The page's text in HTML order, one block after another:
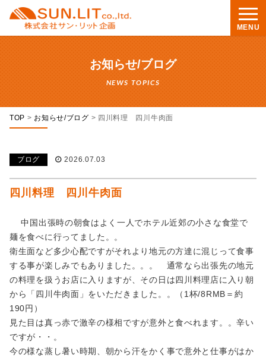
MENU
お知らせ/ブログ
NEWS TOPICS
TOP > お知らせ/ブログ > 四川料理 四川牛肉面
ブログ 2026.07.03
四川料理 四川牛肉面
中国出張時の朝食はよく一人でホテル近郊の小さな食堂で
麺を食べに行ってました。。
衛生面など多少心配ですがそれより地元の方達に混じって食事
する事が楽しみでもありました。。。 通常なら出張先の地元
の料理を扱うお店に入りますが、その日は四川料理店に入り朝
から「四川牛肉面」をいただきました。。（1杯/8RMB＝約
190円）
見た目は真っ赤で激辛の様相ですが意外と食べれます。。辛い
ですが・・。
今の様な蒸し暑い時期、朝から汗をかく事で意外と仕事がはか